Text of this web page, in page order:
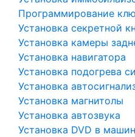
Программирование
Установка секретной
Установка камеры
Установка навигатора
Установка подогрева
Установка
Установка магнитолы
Установка автозвука
Установка DVD в